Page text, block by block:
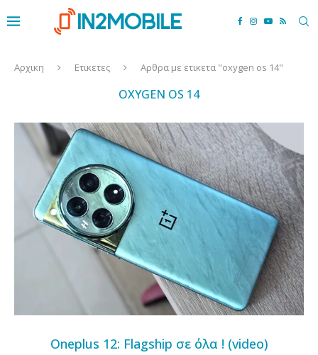
Αρχικη Ετικετες Αρθρα με ετικετα "oxygen os 14"
OXYGEN OS 14
Oneplus 12: Flagship σε όλα ! (video)